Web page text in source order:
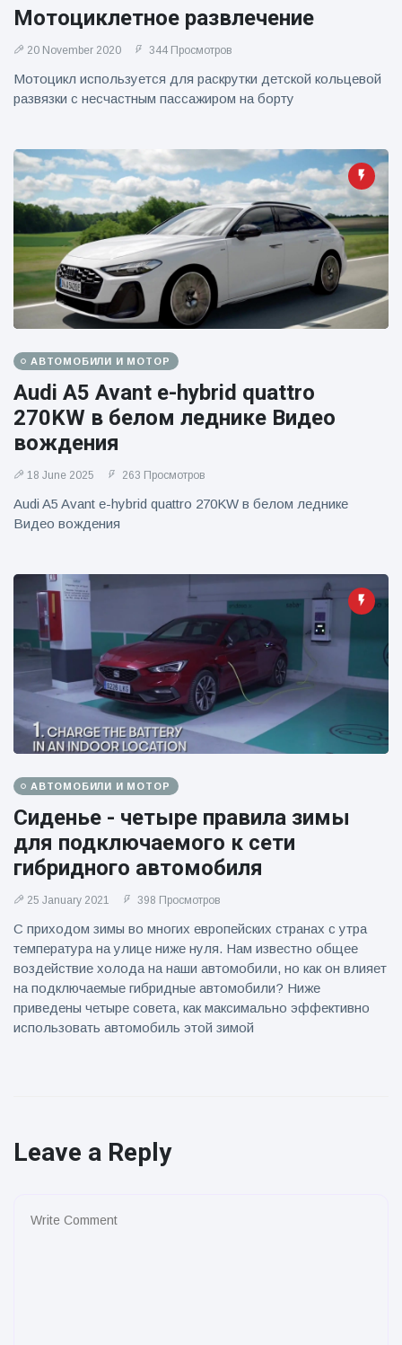
движущейся
машины
Мотоциклетное развлечение
20 November 2020 344 Просмотров
Мотоцикл используется для раскрутки детской кольцевой
развязки с несчастным пассажиром на борту
АВТОМОБИЛИ И МОТОР
Audi A5 Avant e-hybrid quattro
270KW в белом леднике Видео
вождения
18 June 2025 263 Просмотров
Audi A5 Avant e-hybrid quattro 270KW в белом леднике
Видео вождения
АВТОМОБИЛИ И МОТОР
Сиденье - четыре правила зимы
для подключаемого к сети
гибридного автомобиля
25 January 2021 398 Просмотров
С приходом зимы во многих европейских странах с утра
температура на улице ниже нуля. Нам известно общее
воздействие холода на наши автомобили, но как он влияет
на подключаемые гибридные автомобили? Ниже
приведены четыре совета, как максимально эффективно
использовать автомобиль этой зимой
Leave a Reply